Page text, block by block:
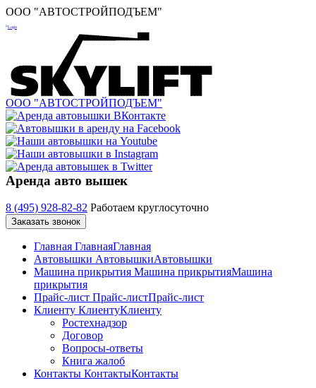
ООО "АВТОСТРОЙПОДЪЕМ"
ООО "АВТОСТРОЙПОДЪЕМ"
Аренда авто вышек
8 (495) 928-82-82 Работаем круглосуточно
Заказать звонок
Главная ГлавнаяГлавная
Автовышки АвтовышкиАвтовышки
Машина прикрытия Машина прикрытияМашина
прикрытия
Прайс-лист Прайс-листПрайс-лист
Клиенту КлиентуКлиенту
Ростехнадзор
Договор
Вопросы-ответы
Книга жалоб
Контакты КонтактыКонтакты